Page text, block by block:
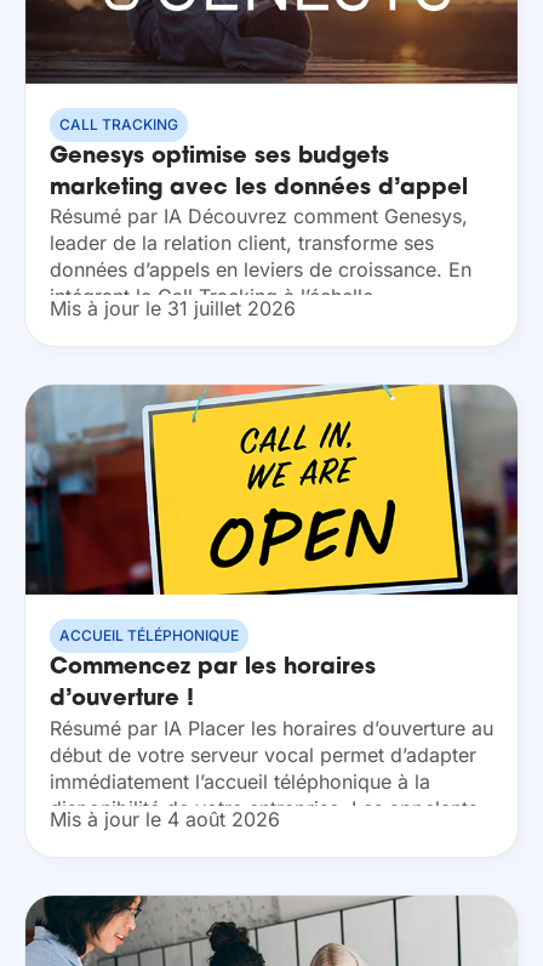
CALL TRACKING
Genesys optimise ses budgets
marketing avec les données d’appel
collectées via le Call Tracking
Résumé par IA Découvrez comment Genesys,
leader de la relation client, transforme ses
données d’appels en leviers de croissance. En
intégrant le Call Tracking à l’échelle
internationale, l’entreprise identifie ses sources
de leads les plus rentables...
Mis à jour le 31 juillet 2026
ACCUEIL TÉLÉPHONIQUE
Commencez par les horaires
d’ouverture !
Résumé par IA Placer les horaires d’ouverture au
début de votre serveur vocal permet d’adapter
immédiatement l’accueil téléphonique à la
disponibilité de votre entreprise. Les appelants
sont dirigés vers le parcours approprié dès les
premières secondes,...
Mis à jour le 4 août 2026